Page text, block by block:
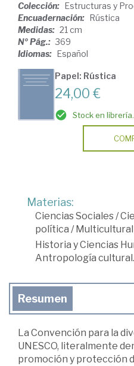
Colección: Estructuras y
Encuadernación: Rústica
Medidas: 21 cm
Nº Pág.: 369
Idiomas: Español
Papel: Rústica
24,00 €
Stock en
Materias:
Ciencias Sociales/
política /
Historia y Ciencias
Antropología
Resumen
La Convención para la
UNESCO, literalmente
promoción y protección